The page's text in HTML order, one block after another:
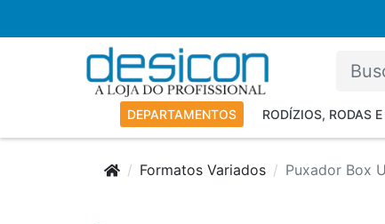
DEPARTAMENTOS RODÍZIOS, RODAS
Formatos Variados Puxador Box